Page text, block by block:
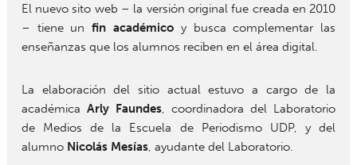
El nuevo sito web – la versión original fue creada en 2010
– tiene unfin académico y busca complementar las
enseñanzas que los alumnos reciben en el área digital.
La elaboración del sitio actual estuvo a cargo de la
académica Arly Faundes, coordinadora del Laboratorio
de Medios de la Escuela de Periodismo UDP, y del
alumnoNicolás Mesías, ayudante del Laboratorio.